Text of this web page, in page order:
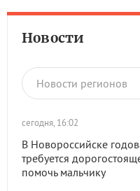
Новости
Новости регионов
сегодня, 16:02
В Новороссийске
требуется
помочь мальчику